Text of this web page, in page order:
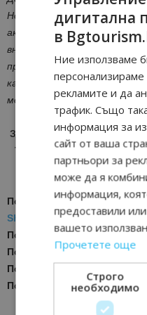
HotelRunner за България,
активно работи за
внедряването на
приходите. През годините е
като фокусът ѝ е върху
модели и преминаването
ЗА АКТУАЛНИ НОВИНИ И
ТУРОПЕРАТОРИ И
ВАЙБЪР КАНАЛА НА
Последвайте ни за още
Showcase
ПоследвайтеBgtourism.bg
Последвайте Bgtourism.bg в
Последвайте
ПоследвайтеBgtourism.bg в
дигитална
в
Ние използваме
рекламите и да
трафик. Също
информация за
сайт от ваша
партньори за
може да я
информация,
предоставили
вашето
Прочетете още
Строго
необходимо